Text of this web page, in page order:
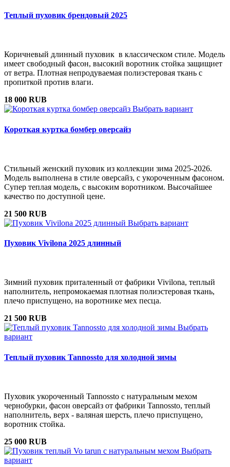
Теплый пуховик брендовый 2025
Коричневый длинный пуховик в классическом стиле. Модель
имеет свободный фасон, высокий воротник стойка защищиет
от ветра. Плотная непродуваемая полиэстеровая ткань с
пропиткой против влаги.
18 000 RUB
Выбрать вариант
Короткая куртка бомбер оверсайз
Стильный женский пуховик из коллекции зима 2025-2026.
Модель выполнена в стиле оверсайз, с укороченным фасоном.
Супер теплая модель, с высоким воротником. Высочайшее
качество по доступной цене.
21 500 RUB
Выбрать вариант
Пуховик Vivilona 2025 длинный
Зимний пуховик приталенный от фабрики Vivilona, теплый
наполнитель, непромокаемая плотная полиэстеровая ткань,
плечо приспущено, на воротнике мех песца.
21 500 RUB
Выбрать
вариант
Теплый пуховик Tannossto для холодной зимы
Пуховик укороченный Tannossto с натуральным мехом
чернобурки, фасон оверсайз от фабрики Tannossto, теплый
наполнитель, верх - валяная шерсть, плечо приспущено,
воротник стойка.
25 000 RUB
Выбрать
вариант